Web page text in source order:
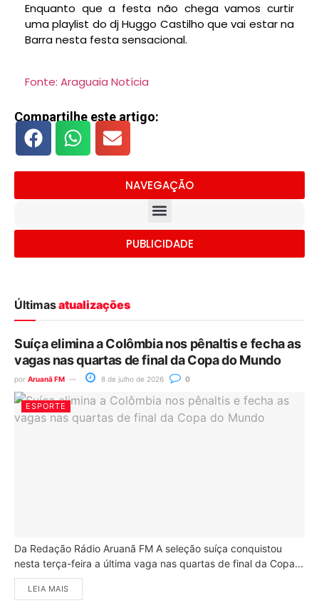
Enquanto que a festa não chega vamos curtir
uma playlist do dj Huggo Castilho que vai estar na
Barra nesta festa sensacional.
Fonte: Araguaia Notícia
Compartilhe este artigo:
NAVEGAÇÃO
PUBLICIDADE
Últimasatualizações
Suíça elimina a Colômbia nos pênaltis e fecha as
vagas nas quartas de final da Copa do Mundo
por Aruanã FM 8 de julho de 2026 0
ESPORTE
Da Redação Rádio Aruanã FM A seleção suíça conquistou
nesta terça-feira a última vaga nas quartas de final da Copa...
LEIA MAIS